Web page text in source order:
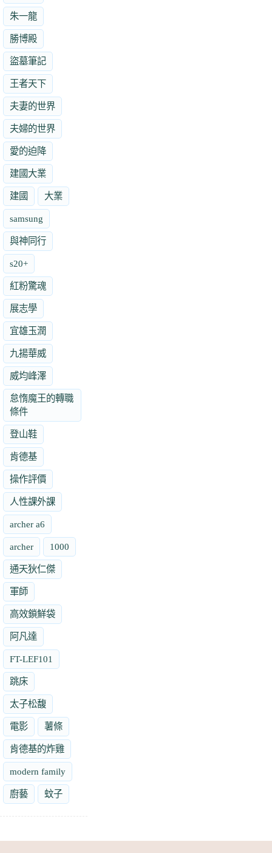
朱一龍
勝博殿
盜墓筆記
王者天下
夫妻的世界
夫婦的世界
愛的迫降
建國大業
建國 大業
samsung
與神同行
s20+
紅粉驚魂
展志學
宜雄玉潤
九揚華威
威均峰澤
怠惰魔王的轉職
條件
登山鞋
肯德基
操作評價
人性課外課
archer a6
archer 1000
通天狄仁傑
軍師
高效鎖鮮袋
阿凡達
FT-LEF101
跳床
太子松馥
電影 薯條
肯德基的炸雞
modern family
廚藝 蚊子